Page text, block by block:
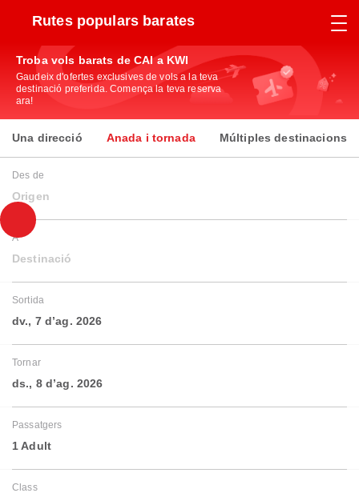
Rutes populars barates
Troba vols barats de CAI a KWI
Gaudeix d'ofertes exclusives de vols a la teva
destinació preferida. Comença la teva reserva
ara!
Una direcció Anada i tornada Múltiples destinacions
Des de
Origen
A
Destinació
Sortida
dv., 7 d’ag. 2026
Tornar
ds., 8 d’ag. 2026
Passatgers
1 Adult
Class